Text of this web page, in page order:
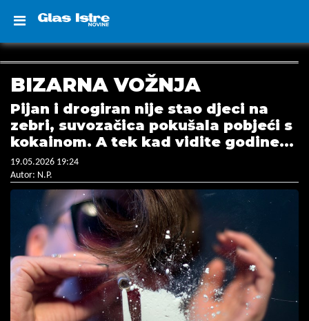
BIZARNA VOŽNJA
Pijan i drogiran nije stao djeci na
zebri, suvozačica pokušala pobjeći s
kokainom. A tek kad vidite godine...
19.05.2026 19:24
Autor: N.P.